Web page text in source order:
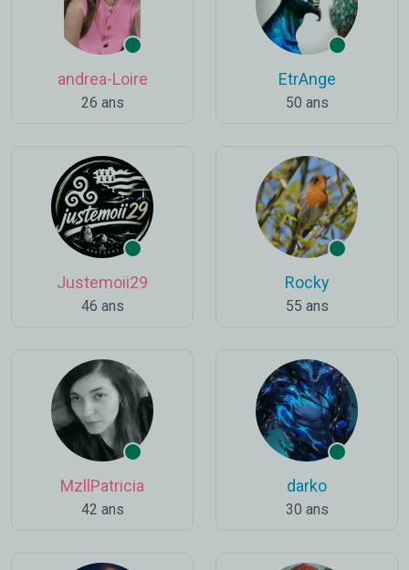
andrea-Loire
26 ans
EtrAnge
50 ans
Justemoii29
46 ans
Rocky
55 ans
MzllPatricia
42 ans
darko
30 ans